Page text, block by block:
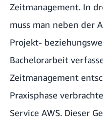
Zeitmanagement. In
muss man neben der
Projekt-
Bachelorarbeit
Zeitmanagement
Praxisphase
Service AWS. Dieser